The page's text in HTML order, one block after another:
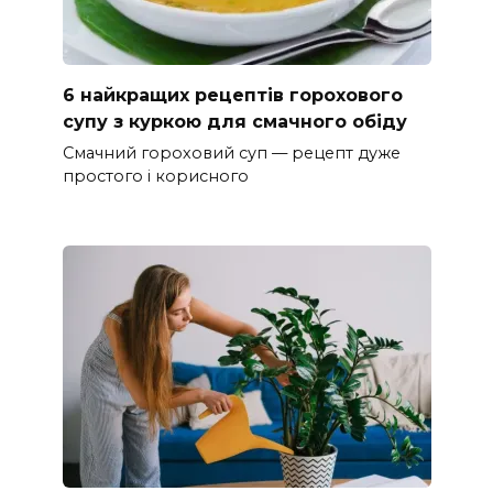
6 найкращих рецептів горохового
супу з куркою для смачного обіду
Смачний гороховий суп — рецепт дуже
простого і корисного